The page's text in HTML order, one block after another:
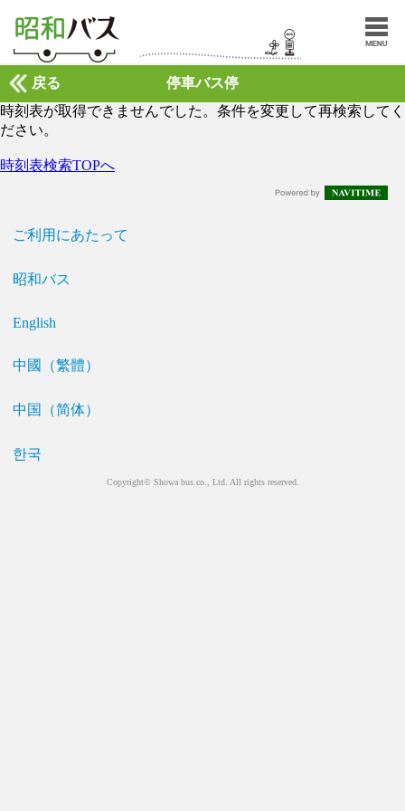
停車バス停
戻る
時刻表が取得できませんでした。条件を変更して再検索してく
ださい。
時刻表検索TOPへ
ご利用にあたって
昭和バス
English
中國（繁體）
中国（简体）
한국
Copyright© Showa bus.co., Ltd. All rights reserved.